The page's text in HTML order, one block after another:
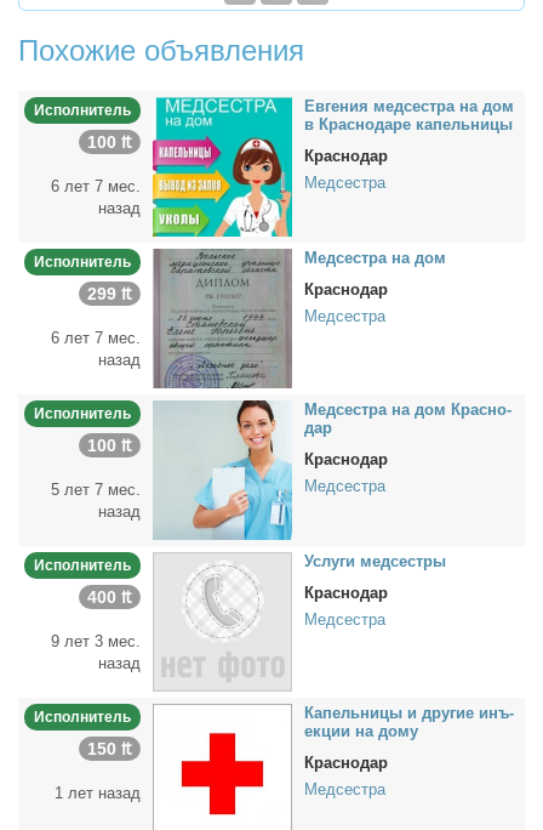
Похожие объявления
Исполнитель
100 ₶
6 лет 7 мес.
назад
Ев­ге­ния мед­сест­ра на дом
в Крас­но­да­ре ка­пель­ни­цы
Краснодар
Медсестра
Исполнитель
299 ₶
6 лет 7 мес.
назад
Мед­сест­ра на дом
Краснодар
Медсестра
Исполнитель
100 ₶
5 лет 7 мес.
назад
Мед­сест­ра на дом Крас­но­
дар
Краснодар
Медсестра
Исполнитель
400 ₶
9 лет 3 мес.
назад
Услу­ги мед­сест­ры
Краснодар
Медсестра
Исполнитель
150 ₶
1 лет назад
Ка­пель­ни­цы и дру­гие инъ­
ек­ции на до­му
Краснодар
Медсестра